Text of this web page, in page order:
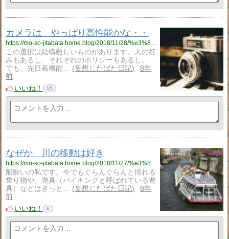
カメラは やっぱり高性能かな・・
この選択は結構難しいものがあります。人の好
みもあるし、それぞれのポリシーもあるし。
でも、先日高機能…
妄想じたばた日記
8年
前
いいね！
15
なぜか 川の移動は好き
船酔いの私です。今でもぐらんぐらんと揺れる
乗り物や、遊具（バイキングと呼ばれている遊
具）などはきっと…
妄想じたばた日記
8年
前
いいね！
6